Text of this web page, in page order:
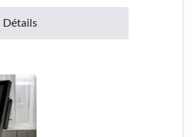
Détails